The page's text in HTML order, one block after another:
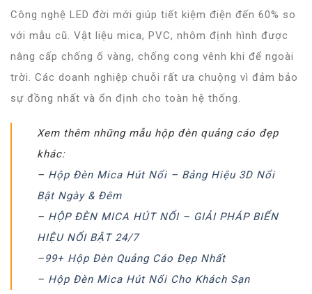
Công nghệ LED đời mới giúp tiết kiệm điện đến 60% so
với mẫu cũ. Vật liệu mica, PVC, nhôm định hình được
nâng cấp chống ố vàng, chống cong vênh khi để ngoài
trời. Các doanh nghiệp chuỗi rất ưa chuộng vì đảm bảo
sự đồng nhất và ổn định cho toàn hệ thống.
Xem thêm những mẫu hộp đèn quảng cáo đẹp
khác:
– Hộp Đèn Mica Hút Nổi – Bảng Hiệu 3D Nổi
Bật Ngày & Đêm
– HỘP ĐÈN MICA HÚT NỔI – GIẢI PHÁP BIỂN
HIỆU NỔI BẬT 24/7
–99+ Hộp Đèn Quảng Cáo Đẹp Nhất
– Hộp Đèn Mica Hút Nổi Cho Khách Sạn